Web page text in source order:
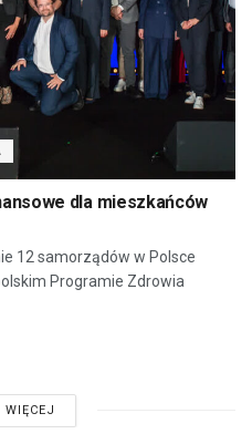
dla mieszkańców
12 samorządów w Polsce
Programie Zdrowia
WIĘCEJ